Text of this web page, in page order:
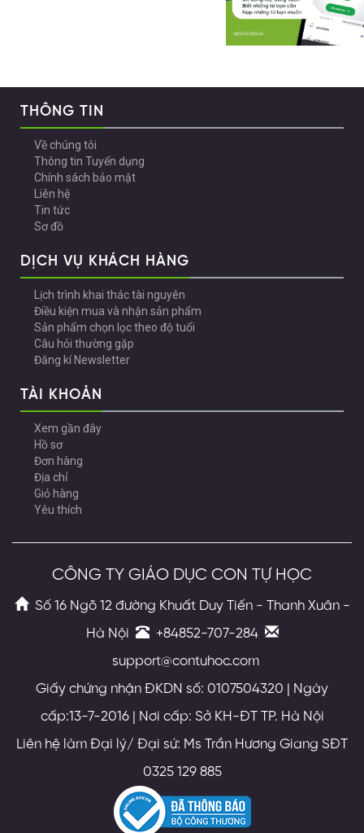
THÔNG TIN
Về chúng tôi
Thông tin Tuyển dụng
Chính sách bảo mật
Liên hệ
Tin tức
Sơ đồ
DỊCH VỤ KHÁCH HÀNG
Lịch trình khai thác tài nguyên
Điều kiện mua và nhận sản phẩm
Sản phẩm chọn lọc theo độ tuổi
Câu hỏi thường gặp
Đăng kí Newsletter
TÀI KHOẢN
Xem gần đây
Hồ sơ
Đơn hàng
Địa chỉ
Giỏ hàng
Yêu thích
CÔNG TY GIÁO DỤC CON TỰ HỌC
Số 16 Ngõ 12 đường Khuất Duy Tiến - Thanh Xuân -
Hà Nội
+84852-707-284
support@contuhoc.com
Giấy chứng nhận ĐKDN số: 0107504320 | Ngày
cấp:13-7-2016 | Nơi cấp: Sở KH-ĐT TP. Hà Nội
Liên hệ làm Đại lý/ Đại sứ: Ms Trần Hương Giang SĐT
0325 129 885